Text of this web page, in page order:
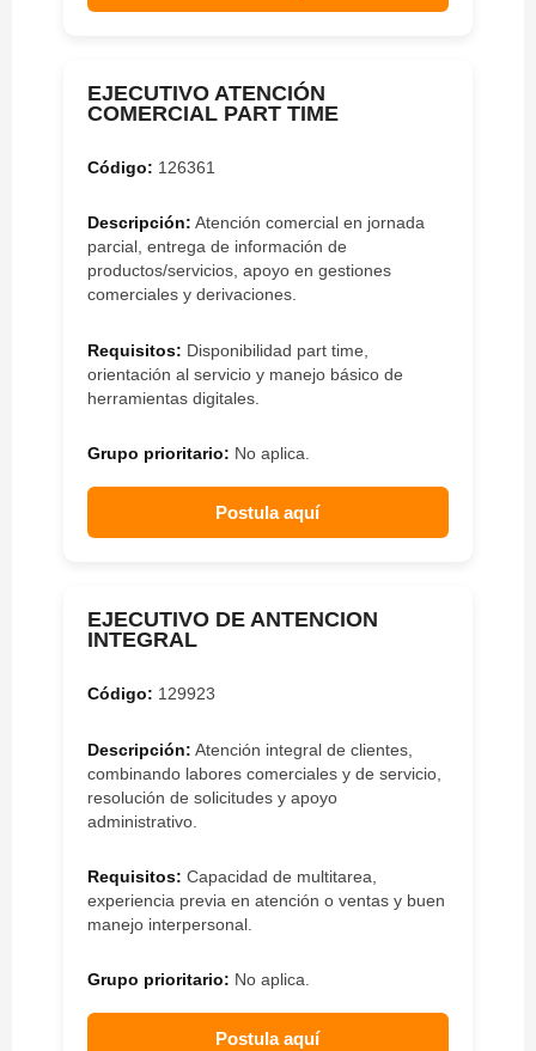
EJECUTIVO ATENCIÓN
COMERCIAL PART TIME
Código: 126361
Descripción: Atención comercial en jornada
parcial, entrega de información de
productos/servicios, apoyo en gestiones
comerciales y derivaciones.
Requisitos: Disponibilidad part time,
orientación al servicio y manejo básico de
herramientas digitales.
Grupo prioritario: No aplica.
Postula aquí
EJECUTIVO DE ANTENCION
INTEGRAL
Código: 129923
Descripción: Atención integral de clientes,
combinando labores comerciales y de servicio,
resolución de solicitudes y apoyo
administrativo.
Requisitos: Capacidad de multitarea,
experiencia previa en atención o ventas y buen
manejo interpersonal.
Grupo prioritario: No aplica.
Postula aquí